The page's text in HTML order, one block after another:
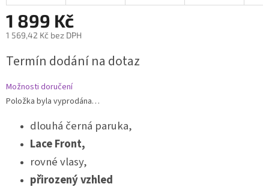
1 899 Kč
1 569,42 Kč bez DPH
cena:
Termín dodání na dotaz
Možnosti doručení
Položka byla vyprodána…
dlouhá černá paruka,
Lace Front,
rovné vlasy,
přirozený vzhled